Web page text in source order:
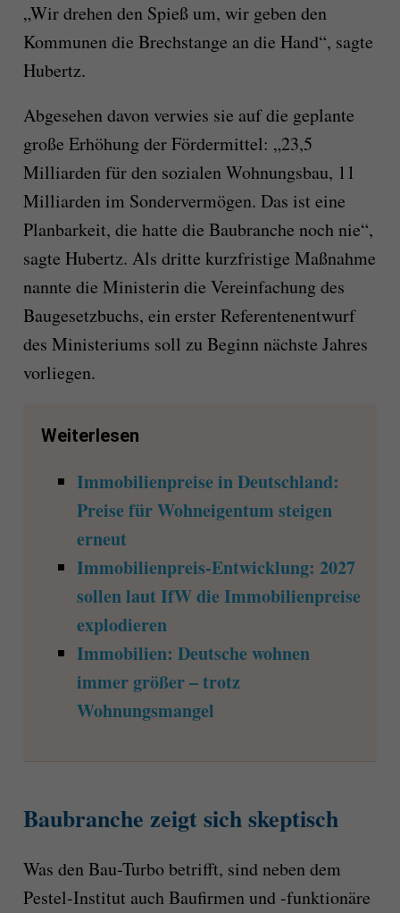
„Wir drehen den Spieß um, wir geben den
Kommunen die Brechstange an die Hand“, sagte
Hubertz.
Abgesehen davon verwies sie auf die geplante
große Erhöhung der Fördermittel: „23,5
Milliarden für den sozialen Wohnungsbau, 11
Milliarden im Sondervermögen. Das ist eine
Planbarkeit, die hatte die Baubranche noch nie“,
sagte Hubertz. Als dritte kurzfristige Maßnahme
nannte die Ministerin die Vereinfachung des
Baugesetzbuchs, ein erster Referentenentwurf
des Ministeriums soll zu Beginn nächste Jahres
vorliegen.
Weiterlesen
Immobilienpreise in Deutschland:
Preise für Wohneigentum steigen
erneut
Immobilienpreis-Entwicklung: 2027
sollen laut IfW die Immobilienpreise
explodieren
Immobilien: Deutsche wohnen
immer größer – trotz
Wohnungsmangel
Baubranche zeigt sich skeptisch
Was den Bau-Turbo betrifft, sind neben dem
Pestel-Institut auch Baufirmen und -funktionäre